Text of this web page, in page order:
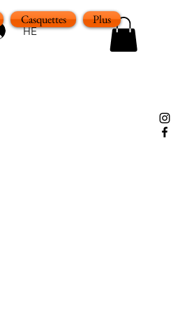
HE
Casquettes Plus